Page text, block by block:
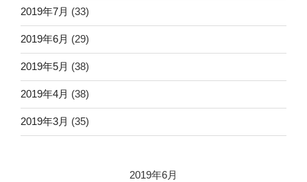
2019年7月 (33)
2019年6月 (29)
2019年5月 (38)
2019年4月 (38)
2019年3月 (35)
2019年6月